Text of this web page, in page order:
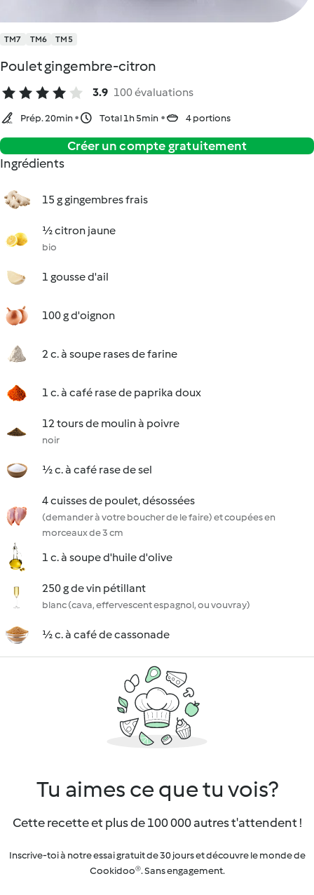
TM7 TM6 TM5
Poulet gingembre-citron
3.9 100 évaluations
Prép. 20min Total 1h 5min 4 portions
Créer un compte gratuitement
Ingrédients
15 g gingembres frais
½ citron jaune
bio
1 gousse d'ail
100 g d'oignon
2 c. à soupe rases de farine
1 c. à café rase de paprika doux
12 tours de moulin à poivre
noir
½ c. à café rase de sel
4 cuisses de poulet, désossées
(demander à votre boucher de le faire) et coupées en
morceaux de 3 cm
1 c. à soupe d'huile d'olive
250 g de vin pétillant
blanc (cava, effervescent espagnol, ou vouvray)
½ c. à café de cassonade
Tu aimes ce que tu vois?
Cette recette et plus de 100 000 autres t'attendent !
Inscrive-toi à notre essai gratuit de 30 jours et découvre le monde de
Cookidoo®. Sans engagement.